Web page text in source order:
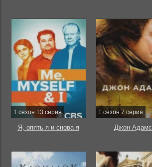
1 сезон 13 серия
Я, опять я и снова я
1 сезон 7 серия
Джон Адамс